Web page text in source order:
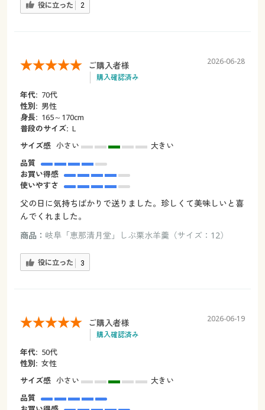
役に立った 2
ご購入者様
購入確認済み
2026-06-28
年代: 70代
性別: 男性
身長: 165～170cm
普段のサイズ: L
サイズ感 小さい
大きい
品質
お買い得感
使いやすさ
父の日に気持ちばかりで送りました。珍しくて美味しいと喜
んでくれました。
商品： 岐阜「恵那清月堂」しぶ栗水羊羹（サイズ：12）
役に立った 3
ご購入者様
購入確認済み
2026-06-19
年代: 50代
性別: 女性
サイズ感 小さい
大きい
品質